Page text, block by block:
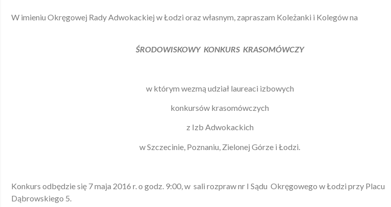
W imieniu Okręgowej Rady Adwokackiej w Łodzi oraz własnym, zapraszam Koleżanki i Kolegów na
ŚRODOWISKOWY KONKURS KRASOMÓWCZY
w którym wezmą udział laureaci izbowych
konkursów krasomówczych
z Izb Adwokackich
w Szczecinie, Poznaniu, Zielonej Górze i Łodzi.
Konkurs odbędzie się 7 maja 2016 r. o godz. 9:00, w sali rozpraw nr I Sądu Okręgowego w Łodzi przy Placu
Dąbrowskiego 5.